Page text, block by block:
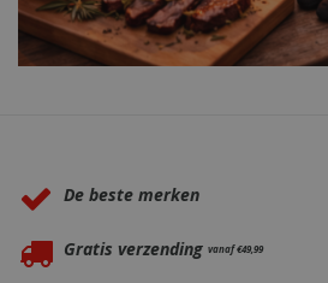
De beste merken
Gratis verzending vanaf €49,99